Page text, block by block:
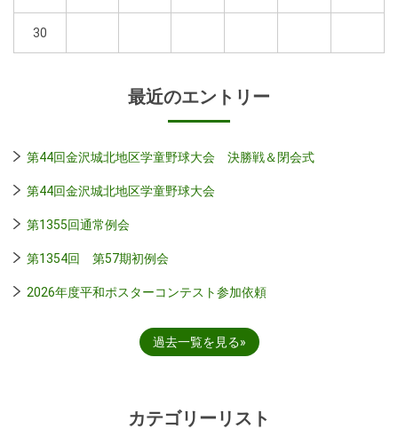
30
最近のエントリー
第44回金沢城北地区学童野球大会 決勝戦＆閉会式
第44回金沢城北地区学童野球大会
第1355回通常例会
第1354回 第57期初例会
2026年度平和ポスターコンテスト参加依頼
過去一覧を見る
カテゴリーリスト